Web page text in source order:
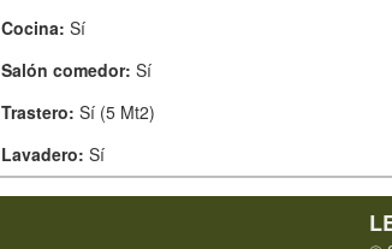
Cocina: Sí
Salón comedor: Sí
Trastero: Sí (5 Mt2)
Lavadero: Sí